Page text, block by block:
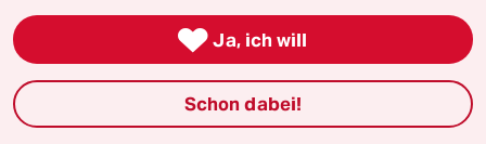
Die Engagierten stärken
Der drohende Erfolg der AfD bei den kommenden
 Ja, ich will
Schon dabei!